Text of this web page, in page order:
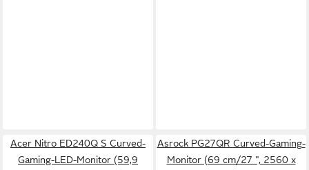
Acer Nitro ED240Q S Curved-
Gaming-LED-Monitor (59,9
Asrock PG27QR Curved-Gaming-
Monitor (69 cm/27 ", 2560 x